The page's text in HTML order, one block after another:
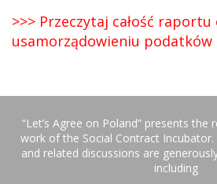
>>> Przeczytaj całość raportu
usamorządowieniu podatków
“Let’s Agree on Poland” presents
work of the Social Contract
and related discussions are
including